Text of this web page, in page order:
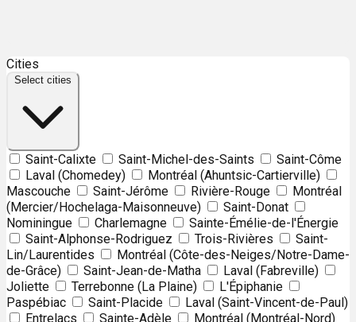
+
−
Cities
Select cities
Saint-Calixte Saint-Michel-des-Saints
Saint-Côme
Laval (Chomedey)
Montréal (Ahuntsic-Cartierville)
Mascouche
Saint-Jérôme Rivière-Rouge
Montréal
(Mercier/Hochelaga-Maisonneuve)
Saint-Donat
Nominingue
Charlemagne
Sainte-Émélie-de-l'Énergie
Saint-Alphonse-Rodriguez
Trois-Rivières
Saint-
Lin/Laurentides
Montréal (Côte-des-Neiges/Notre-Dame-
de-Grâce)
Saint-Jean-de-Matha
Laval (Fabreville)
Joliette
Terrebonne (La Plaine)
L'Épiphanie
Paspébiac
Saint-Placide
Laval (Saint-Vincent-de-Paul)
Entrelacs
Sainte-Adèle
Montréal (Montréal-Nord)